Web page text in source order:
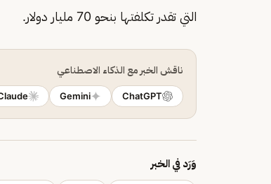
التي تقدر تكلفتها بنحو 70 مليار دولار.
ناقش الخبر مع الذكاء الاصطناعي
ChatGPT
Gemini
وَرَد في الخبر